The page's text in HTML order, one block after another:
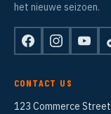
het nieuwe seizoen.
CONTACT US
123 Commerce Street